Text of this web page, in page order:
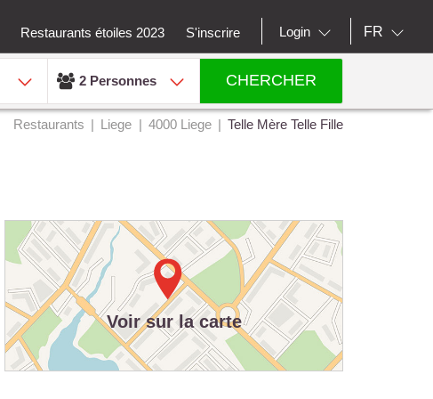
Restaurants étoiles 2023 S'inscrire Login FR
2 Personnes CHERCHER
Restaurants Liege 4000 Liege Telle Mère Telle Fille
Voir sur la carte